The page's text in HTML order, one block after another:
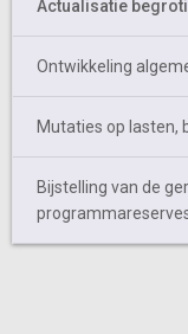
Actualisatie
Ontwikkeling
Mutaties op lasten,
Bijstelling van de